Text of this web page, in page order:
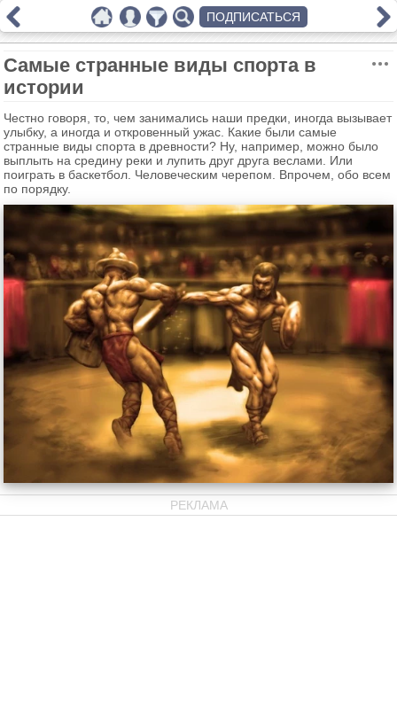
Самые странные виды спорта в
истории
Честно говоря, то, чем занимались наши предки, иногда вызывает
улыбку, а иногда и откровенный ужас. Какие были самые
странные виды спорта в древности? Ну, например, можно было
выплыть на средину реки и лупить друг друга веслами. Или
поиграть в баскетбол. Человеческим черепом. Впрочем, обо всем
по порядку.
РЕКЛАМА
ПОДПИСАТЬСЯ